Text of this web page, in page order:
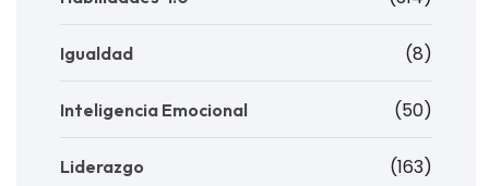
Igualdad (8)
Inteligencia Emocional (50)
Liderazgo (163)